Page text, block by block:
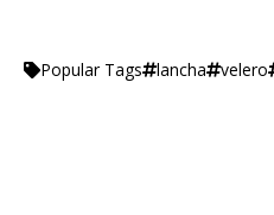
Popular Tags lancha velero